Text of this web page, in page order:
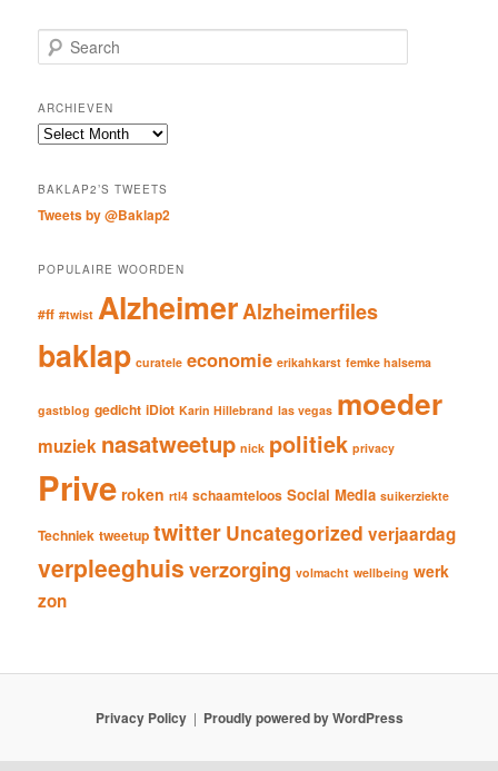
e
r
c
h
ARCHIEVEN
Archieven
BAKLAP2’S TWEETS
Tweets by @Baklap2
POPULAIRE WOORDEN
#ff #twist AlzheimerAlzheimerfiles
baklap curatele economie erikahkarst femke halsema
gastblog gedicht iDiot Karin Hillebrand las vegas moeder
muziek nasatweetup nick politiek privacy
Prive roken rtl4 schaamteloos Social Media suikerziekte
Techniek tweetup twitter Uncategorized verjaardag
verpleeghuisverzorging volmacht wellbeing werk
zon
Privacy Policy Proudly powered by WordPress